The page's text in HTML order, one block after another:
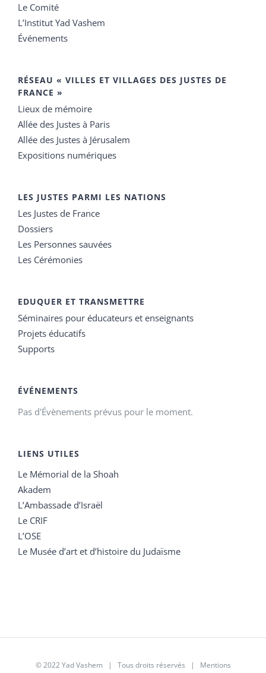
Le Comité
L’Institut Yad Vashem
Événements
RÉSEAU « VILLES ET VILLAGES DES JUSTES DE
FRANCE »
Lieux de mémoire
Allée des Justes à Paris
Allée des Justes à Jérusalem
Expositions numériques
LES JUSTES PARMI LES NATIONS
Les Justes de France
Dossiers
Les Personnes sauvées
Les Cérémonies
EDUQUER ET TRANSMETTRE
Séminaires pour éducateurs et enseignants
Projets éducatifs
Supports
ÉVÉNEMENTS
Pas d'Évènements prévus pour le moment.
LIENS UTILES
Le Mémorial de la Shoah
Akadem
L’Ambassade d’Israël
Le CRIF
L’OSE
Le Musée d’art et d’histoire du Judaïsme
© 2022 Yad Vashem | Tous droits réservés | Mentions